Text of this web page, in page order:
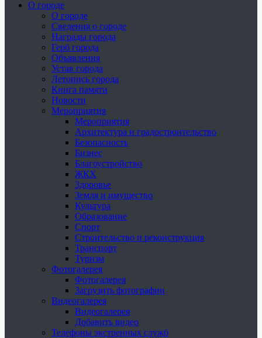
О городе
О городе
Сведения о городе
Награды города
Герб города
Объявления
Устав города
Летопись города
Книга памяти
Новости
Мероприятия
Мероприятия
Архитектура и градостроительство
Безопасность
Бизнес
Благоустройство
ЖКХ
Здоровье
Земля и имущество
Культура
Образование
Спорт
Строительство и реконструкция
Транспорт
Туризм
Фотогалерея
Фотогалерея
Загрузить фотографии
Видеогалерея
Видеогалерея
Добавить видео
Телефоны экстренных служб